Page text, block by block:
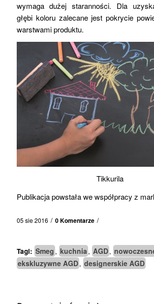
wymaga dużej staranności. Dla
głębi koloru zalecane jest pokrycie
warstwami produktu.
Tikkurila
Publikacja powstała we współpracy z
05 sie 2016 / 0 Komentarze /
Tagi: Smeg , kuchnia , AGD,
ekskluzywne AGD, designerskie AGD